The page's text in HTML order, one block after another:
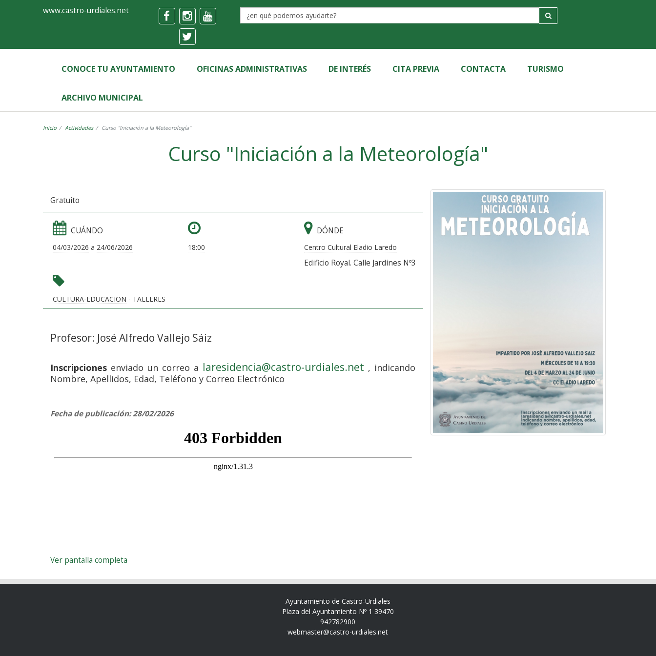
FormularioAyuntamiento
Castro-
Urdiales
www.castro-urdiales.net
CONOCE TU AYUNTAMIENTO OFICINAS ADMINISTRATIVAS DE INTERÉS CITA PREVIA CONTACTA TURISMO
ARCHIVO MUNICIPAL
Inicio Actividades Curso "Iniciación a la Meteorología"
Curso "Iniciación a la Meteorología"
Gratuito
CUÁNDO
04/03/2026 a 24/06/2026 18:00
DÓNDE
Centro Cultural Eladio Laredo
Edificio Royal. Calle Jardines Nº3
CULTURA-EDUCACION - TALLERES
Profesor: José Alfredo Vallejo Sáiz
Inscripciones enviado un correo a laresidencia@castro-urdiales.net , indicando
Nombre, Apellidos, Edad, Teléfono y Correo Electrónico
Fecha de publicación: 28/02/2026
Ver pantalla completa
Ayuntamiento de Castro-Urdiales
Plaza del Ayuntamiento Nº 1 39470
942782900
webmaster@castro-urdiales.net